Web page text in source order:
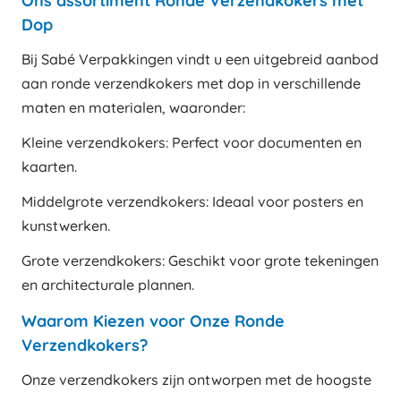
Dop
Bij Sabé Verpakkingen vindt u een uitgebreid aanbod
aan ronde verzendkokers met dop in verschillende
maten en materialen, waaronder:
Kleine verzendkokers: Perfect voor documenten en
kaarten.
Middelgrote verzendkokers: Ideaal voor posters en
kunstwerken.
Grote verzendkokers: Geschikt voor grote tekeningen
en architecturale plannen.
Waarom Kiezen voor Onze Ronde
Verzendkokers?
Onze verzendkokers zijn ontworpen met de hoogste